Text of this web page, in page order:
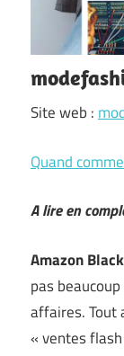
Site web :
Quand
A lire en
Amazon
pas
affaires. Tout
« ventes